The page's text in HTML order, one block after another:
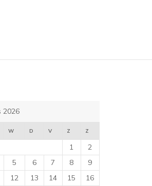
2026
W D V Z Z
1
2
5 6 7 8
9
12 13 14 15 16